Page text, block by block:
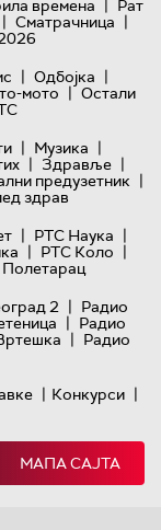
времена | Рат
| Сматрачница |
| Одбојка |
мото | Остали
| Музика |
| Здравље |
предузетник |
здрав
| РТС Наука |
| РТС Коло |
2 | Радио
| Радио
| Радио
| Конкурси |
МАПА САЈТА